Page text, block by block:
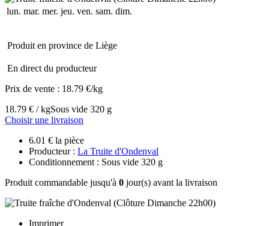
lun. mar. mer. jeu. ven. sam. dim.
Produit en province de Liège
En direct du producteur
Prix de vente : 18.79 €/kg
18.79 € / kgSous vide 320 g
Choisir une livraison
6.01 € la pièce
Producteur : La Truite d'Ondenval
Conditionnement : Sous vide 320 g
Produit commandable jusqu'à 0 jour(s) avant la livraison
Imprimer